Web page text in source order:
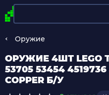
Оружие
ОРУЖИЕ 4ШТ LEGO
53705 53454
COPPER Б/У